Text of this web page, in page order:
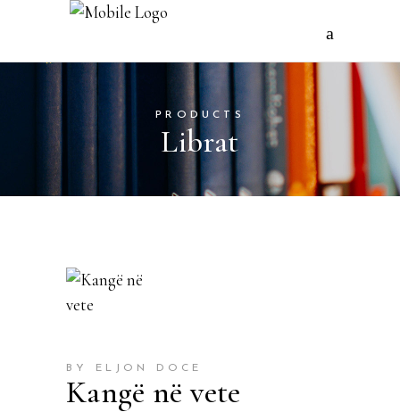
PRODUCTS
Librat
BY ELJON DOCE
Kangë në vete